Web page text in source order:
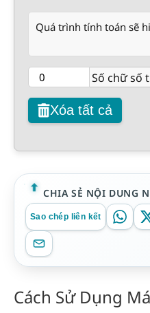
Quá trình tính toán sẽ
Số chữ số
Xóa tất cả
CHIA SẺ NỘI DUNG
Sao chép liên kết
Cách Sử Dụng